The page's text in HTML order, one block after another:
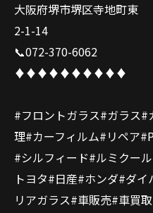
大阪府堺市堺区寺地町東
2-1-14
📞072-370-6062
♦️♦️♦️♦️♦️♦️♦️♦️♦️♦️
#フロントガラス#ガラス
理#カーフィルム#リペア
#シルフィード#ルミクー
トヨタ#日産#ホンダ#ダ
リアガラス#車販売#車買